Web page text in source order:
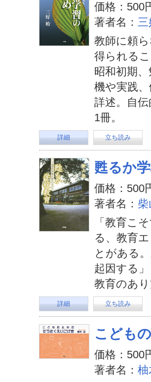
価格：500
著者名： 三
教師に頼
得られる
昭和初期
機や実践
詳述。自
1冊。
詳細 立ち読み
甦るか
価格：500
著者名：
「教育こ
る、教育
とがある
起因する
教育のあ
詳細 立ち読み
こども
価格：500
著者名： 柚